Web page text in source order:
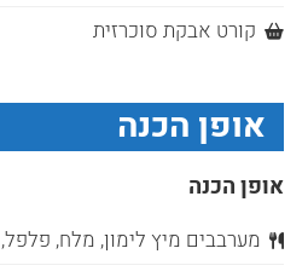
קורט אבקת סוכרזית
אופן הכנה
אופן הכנה
מערבבים מיץ לימון, מלח,